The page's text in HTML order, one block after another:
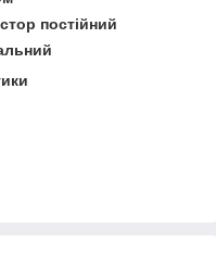
постійний